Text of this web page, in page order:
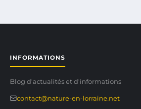
INFORMATIONS
Blog d'actualités et d'informations
contact@nature-en-lorraine.net